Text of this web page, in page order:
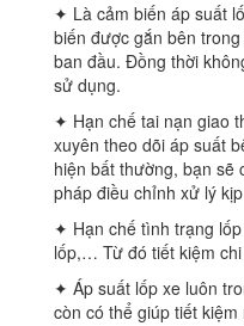
✦ Là cảm biến áp suất
biến được gắn bên
ban đầu. Đồng thời
sử dụng.
✦ Hạn chế tai nạn giao
xuyên theo dõi áp suất
hiện bất thường, bạn sẽ
pháp điều chỉnh xử lý
✦ Hạn chế tình trạng
lốp,… Từ đó tiết kiệm
✦ Áp suất lốp xe luôn
còn có thể giúp tiết